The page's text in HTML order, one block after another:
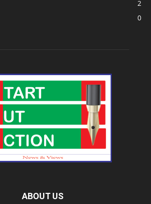
2
0
ABOUT US